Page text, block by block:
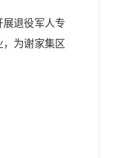
退役军人专
为谢家集区